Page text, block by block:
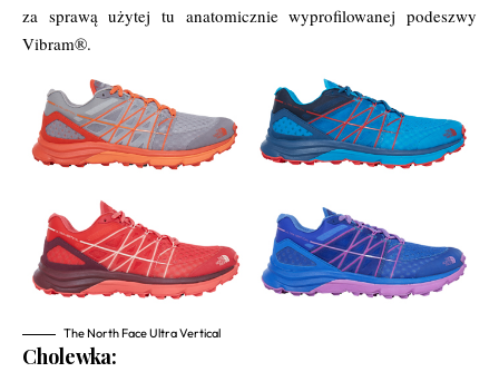
za sprawą użytej tu anatomicznie wyprofilowanej podeszwy
Vibram®.
The North Face Ultra Vertical
Cholewka: